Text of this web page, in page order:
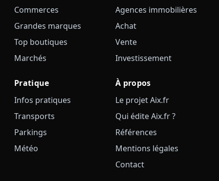
Commerces
Grandes marques
Top boutiques
Marchés
Agences immobilières
Achat
Vente
Investissement
Pratique
Infos pratiques
Transports
Parkings
Météo
À propos
Le projet Aix.fr
Qui édite Aix.fr ?
Références
Mentions légales
Contact